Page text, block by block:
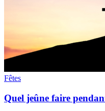
Fêtes
Quel jeûne faire